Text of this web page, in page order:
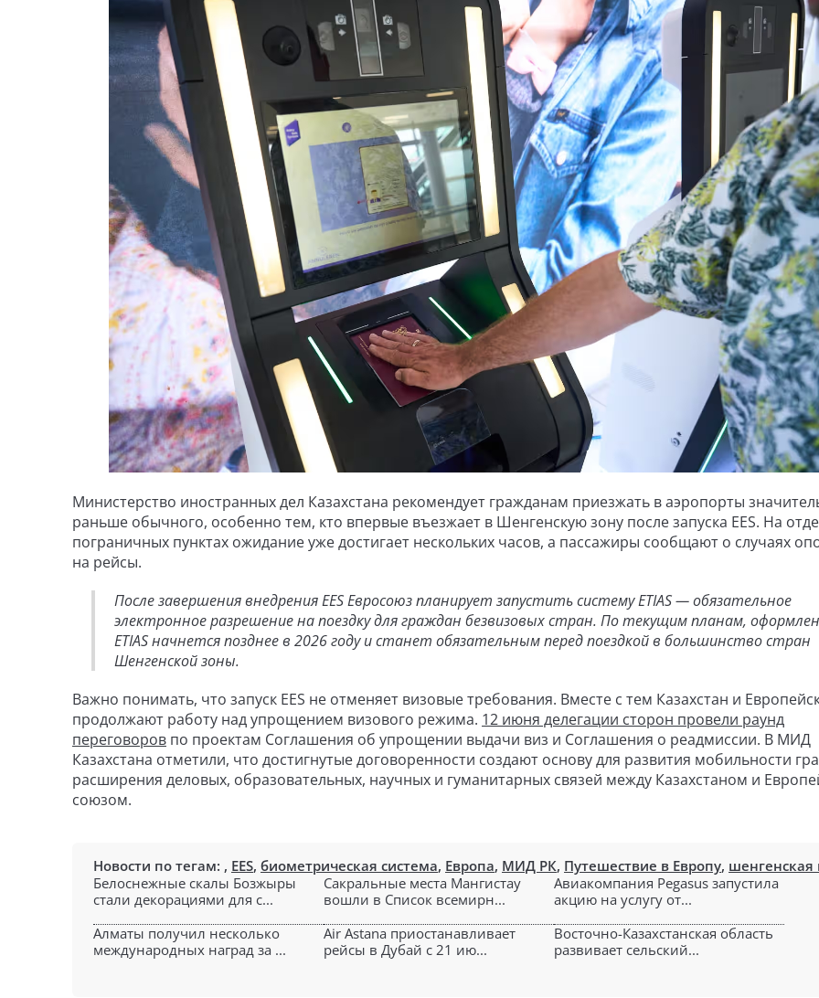
Министерство иностранных дел Казахстана рекомендует гражданам приезжать в аэропорты
раньше обычного, особенно тем, кто впервые въезжает в Шенгенскую зону после запуска EES. На
пограничных пунктах ожидание уже достигает нескольких часов, а пассажиры сообщают о случаях
на рейсы.
После завершения внедрения EES Евросоюз планирует запустить систему ETIAS — обязательное
электронное разрешение на поездку для граждан безвизовых стран. По текущим планам,
ETIAS начнется позднее в 2026 году и станет обязательным перед поездкой в большинство стран
Шенгенской зоны.
Важно понимать, что запуск EES не отменяет визовые требования. Вместе с тем Казахстан и
продолжают работу над упрощением визового режима. 12 июня делегации сторон провели раунд
переговоров по проектам Соглашения об упрощении выдачи виз и Соглашения о реадмиссии. В МИД
Казахстана отметили, что достигнутые договоренности создают основу для развития мобильности
расширения деловых, образовательных, научных и гуманитарных связей между Казахстаном и
союзом.
Новости по тегам: , EES, биометрическая система, Европа, МИД РК, Путешествие в Европу, шенгенская
Белоснежные скалы Бозжыры
стали декорациями для с...
Сакральные места Мангистау
вошли в Список всемирн...
Авиакомпания Pegasus запустила
акцию на услугу от...
Алматы получил несколько
международных наград за ...
Air Astana приостанавливает
рейсы в Дубай с 21 ию...
Восточно-Казахстанская область
развивает сельский...